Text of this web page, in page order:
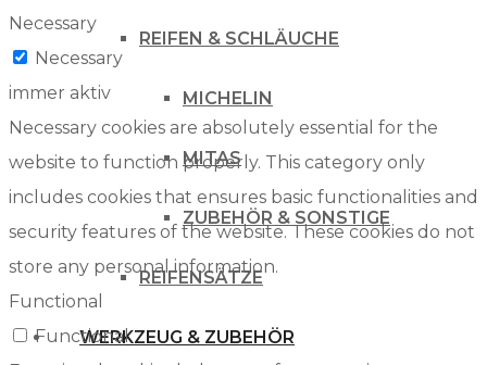
REIFEN & SCHLÄUCHE
MICHELIN
MITAS
ZUBEHÖR & SONSTIGE
REIFENSÄTZE
WERKZEUG & ZUBEHÖR
Necessary
Necessary
immer aktiv
Necessary cookies are absolutely essential for the
website to function properly. This category only
includes cookies that ensures basic functionalities and
security features of the website. These cookies do not
store any personal information.
Functional
Functional